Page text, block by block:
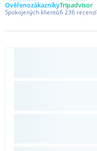
Ověřenozákazníky
Spokojených klientů
Tripadvisor
6 236 recenzí